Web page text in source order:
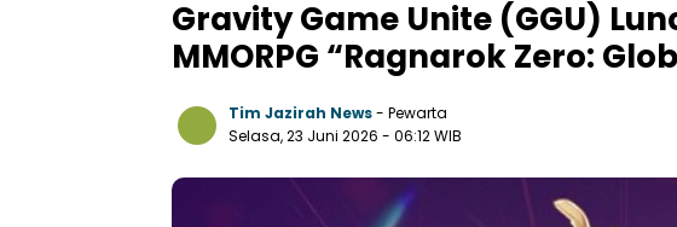
Gravity Game Unite (GGU)
MMORPG “Ragnarok Zero:
Tim Jazirah News- Pewarta
Selasa, 23 Juni 2026 - 06:12 WIB